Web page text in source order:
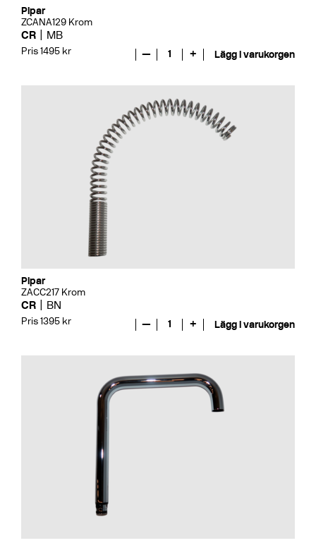
Pipar
ZCANA129 Krom
CR MB
Pris 1495 kr — 1 + Lägg i varukorgen
Pipar
ZACC217 Krom
CR BN
Pris 1395 kr — 1 + Lägg i varukorgen